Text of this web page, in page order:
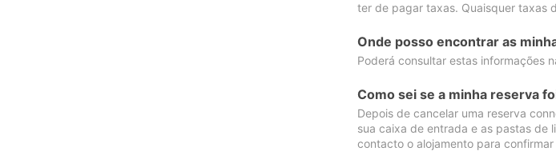
ter de pagar taxas. Quaisquer taxas
Onde posso encontrar as
Poderá consultar estas informações
Como sei se a minha reserva
Depois de cancelar uma reserva
sua caixa de entrada e as pastas de
contacto o alojamento para